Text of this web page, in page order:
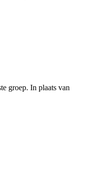
groep. In plaats van